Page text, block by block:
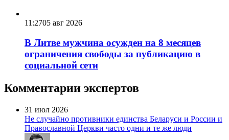
11:2705 авг 2026
В Литве мужчина осужден на 8 месяцев
ограничения свободы за публикацию в
социальной сети
Комментарии экспертов
31 июл 2026
Не случайно противники единства Беларуси и России и
Православной Церкви часто одни и те же люди